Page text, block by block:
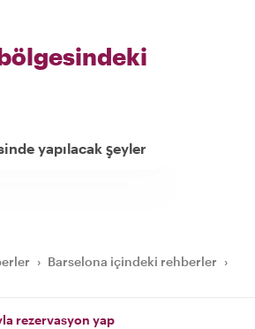
yapılacak şeyler
› Barselona içindeki rehberler ›
rezervasyon yap